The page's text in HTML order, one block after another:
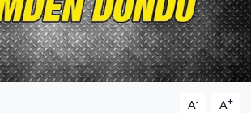
A- A+